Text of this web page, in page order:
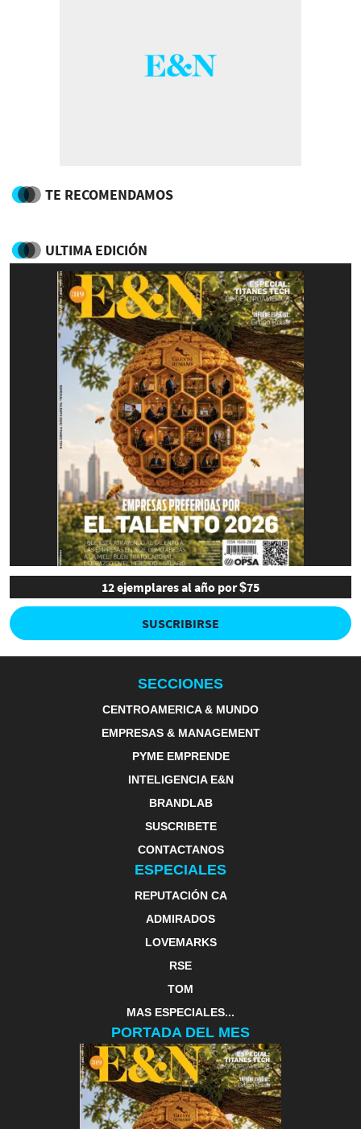
TE RECOMENDAMOS
ULTIMA EDICIÓN
12 ejemplares al año por $75
SUSCRIBIRSE
SECCIONES
CENTROAMERICA & MUNDO
EMPRESAS & MANAGEMENT
PYME EMPRENDE
INTELIGENCIA E&N
BRANDLAB
SUSCRIBETE
CONTACTANOS
ESPECIALES
REPUTACIÓN CA
ADMIRADOS
LOVEMARKS
RSE
TOM
MAS ESPECIALES...
PORTADA DEL MES